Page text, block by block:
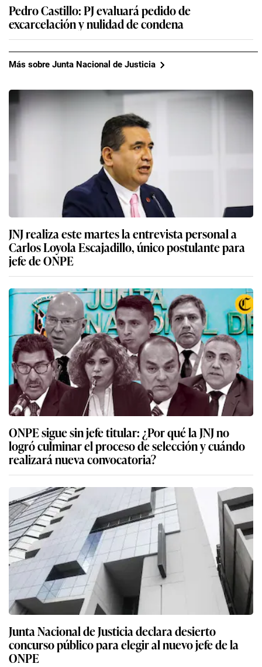
Pedro Castillo: PJ evaluará pedido de
excarcelación y nulidad de condena
Más sobre Junta Nacional de Justicia
JNJ realiza este martes la entrevista personal a
Carlos Loyola Escajadillo, único postulante para
jefe de ONPE
ONPE sigue sin jefe titular: ¿Por qué la JNJ no
logró culminar el proceso de selección y cuándo
realizará nueva convocatoria?
Junta Nacional de Justicia declara desierto
concurso público para elegir al nuevo jefe de la
ONPE